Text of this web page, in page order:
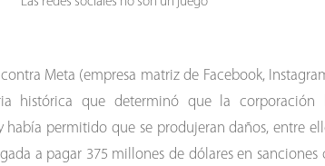
Meta (empresa matriz de Facebook,
histórica que determinó que la corporación
permitido que se produjeran daños, entre
a pagar 375 millones de dólares en sanciones